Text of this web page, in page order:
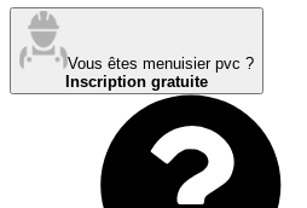
Vous êtes menuisier pvc ?
Inscription gratuite